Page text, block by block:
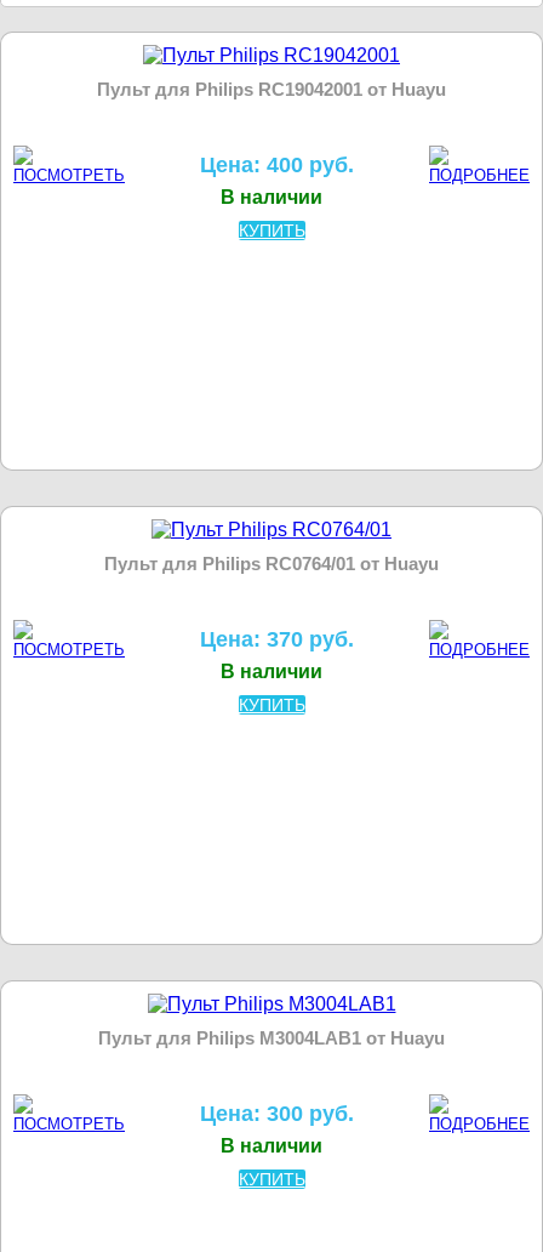
Пульт для Philips RC19042001 от Huayu
Цена: 400 руб.
В наличии
КУПИТЬ
Пульт для Philips RC0764/01 от Huayu
Цена: 370 руб.
В наличии
КУПИТЬ
Пульт для Philips M3004LAB1 от Huayu
Цена: 300 руб.
В наличии
КУПИТЬ